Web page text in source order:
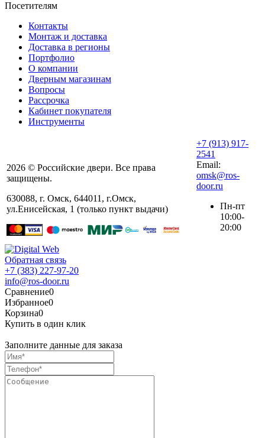
Посетителям
Контакты
Монтаж и доставка
Доставка в регионы
Портфолио
О компании
Дверным магазинам
Вопросы
Рассрочка
Кабинет покупателя
Инструменты
2026 © Российские двери. Все права
защищены.
630088, г. Омск, 644011, г.Омск,
ул.Енисейская, 1 (только пункт выдачи)
+7 (913) 917-
2541
Email:
omsk@ros-
door.ru
Пн-пт
10:00-
20:00
Обратная связь
+7 (383) 227-97-20
info@ros-door.ru
Сравнение0
Избранное0
Корзина0
Купить в один клик
Заполните данные для заказа